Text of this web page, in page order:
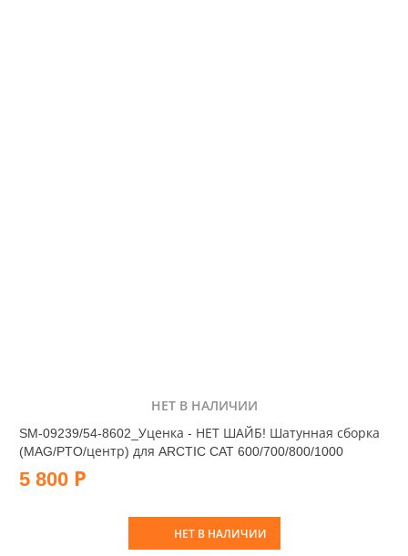
НЕТ В НАЛИЧИИ
SM-09239/54-8602_Уценка - НЕТ ШАЙБ! Шатунная сборка
(MAG/PTO/центр) для ARCTIC CAT 600/700/800/1000
5 800 Р
НЕТ В НАЛИЧИИ